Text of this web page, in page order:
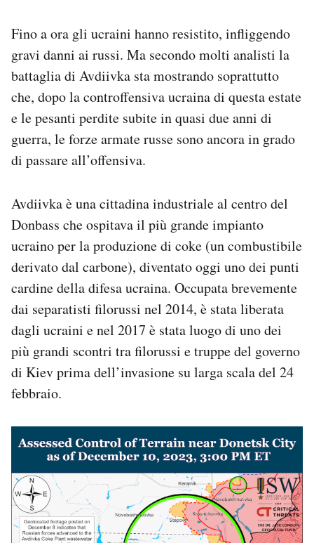
Fino a ora gli ucraini hanno resistito, infliggendo
gravi danni ai russi. Ma secondo molti analisti la
battaglia di Avdiivka sta mostrando soprattutto
che, dopo la controffensiva ucraina di questa estate
e le pesanti perdite subite in quasi due anni di
guerra, le forze armate russe sono ancora in grado
di passare all’offensiva.
Avdiivka è una cittadina industriale al centro del
Donbass che ospitava il più grande impianto
ucraino per la produzione di coke (un combustibile
derivato dal carbone), diventato oggi uno dei punti
cardine della difesa ucraina. Occupata brevemente
dai separatisti filorussi nel 2014, è stata liberata
dagli ucraini e nel 2017 è stata luogo di uno dei
più grandi scontri tra filorussi e truppe del governo
di Kiev prima dell’invasione su larga scala del 24
febbraio.